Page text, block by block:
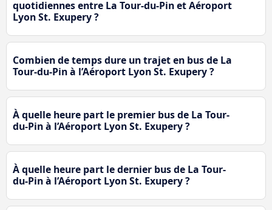
quotidiennes entre La Tour-du-Pin et Aéroport
Lyon St. Exupery ?
Combien de temps dure un trajet en bus de La
Tour-du-Pin à l’Aéroport Lyon St. Exupery ?
À quelle heure part le premier bus de La Tour-
du-Pin à l’Aéroport Lyon St. Exupery ?
À quelle heure part le dernier bus de La Tour-
du-Pin à l’Aéroport Lyon St. Exupery ?